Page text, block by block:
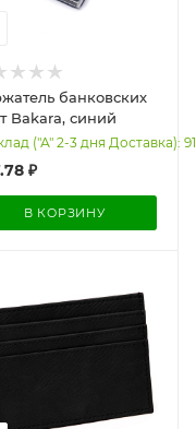
банковских
Bakara, синий
("А" 2-3 дня Доставка):
₽
В КОРЗИНУ